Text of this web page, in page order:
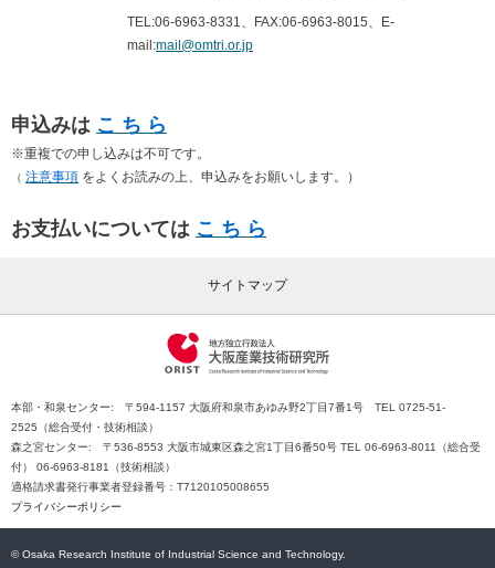
TEL:06-6963-8331、FAX:06-6963-8015、E-
mail:mail@omtri.or.jp
申込みは こ ち ら
※重複での申し込みは不可です。
（ 注意事項 をよくお読みの上、申込みをお願いします。）
お支払いについては こ ち ら
サイトマップ
本部・和泉センター: 〒594-1157 大阪府和泉市あゆみ野2丁目7番1号 TEL 0725-51-
2525（総合受付・技術相談）
森之宮センター: 〒536-8553 大阪市城東区森之宮1丁目6番50号 TEL 06-6963-8011（総合受
付） 06-6963-8181（技術相談）
適格請求書発行事業者登録番号：T7120105008655
プライバシーポリシー
© Osaka Research Institute of Industrial Science and Technology.